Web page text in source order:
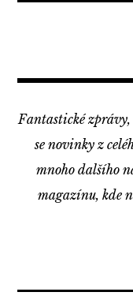
Fantastické
se novinky z
mnoho dalšího
magazínu, kde